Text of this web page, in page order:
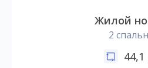
Жилой
2
44,1